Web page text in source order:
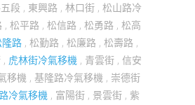
段 , 東興路 , 林口街 , 松山路冷
, 松平路 , 松信路 , 松勇路 , 松高
路 , 松勤路 , 松廉路 , 松壽路 ,
, 虎林街冷氣移機 , 青雲街 , 信安
移機 , 基隆路冷氣移機 , 崇德街
冷氣移機, 富陽街 , 景雲街 , 紫